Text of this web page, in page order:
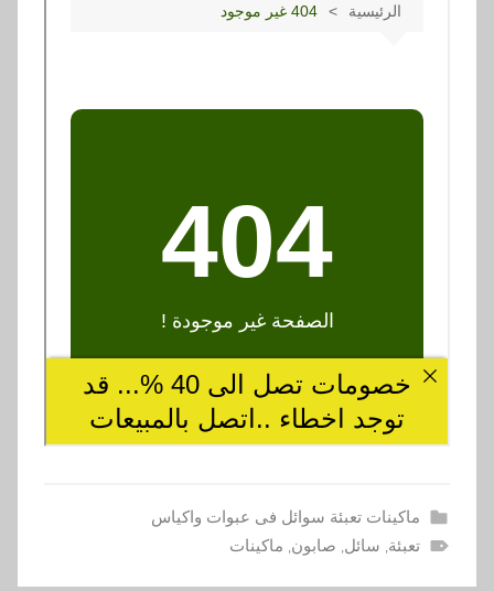
ماكينات تعبئة سوائل فى عبوات واكياس
تعبئة, سائل, صابون, ماكينات